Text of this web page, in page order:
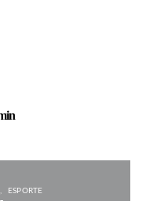
ESPORTE